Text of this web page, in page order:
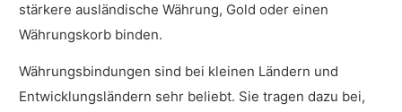
stärkere ausländische Währung, Gold oder einen
Währungskorb binden.
Währungsbindungen sind bei kleinen Ländern und
Entwicklungsländern sehr beliebt. Sie tragen dazu bei,